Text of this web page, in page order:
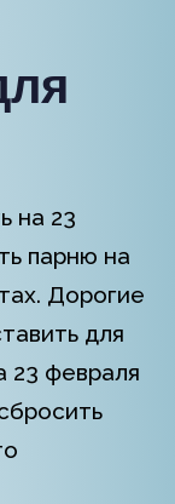
на 23
парню на
Дорогие
для
23 февраля